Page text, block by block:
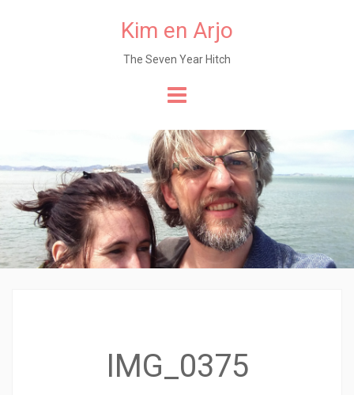
Kim en Arjo
The Seven Year Hitch
content
IMG_0375